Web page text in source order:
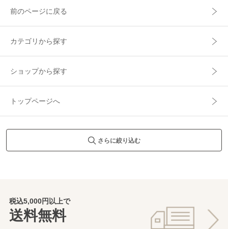
前のページに戻る
カテゴリから探す
ショップから探す
トップページへ
さらに絞り込む
税込5,000円以上で
送料無料